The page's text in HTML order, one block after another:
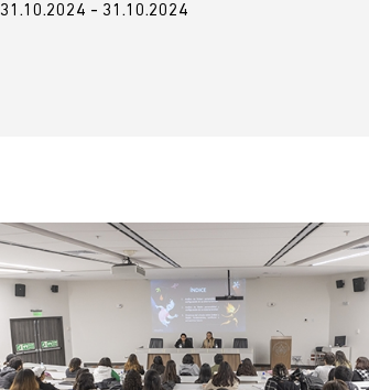
31.10.2024 - 31.10.2024